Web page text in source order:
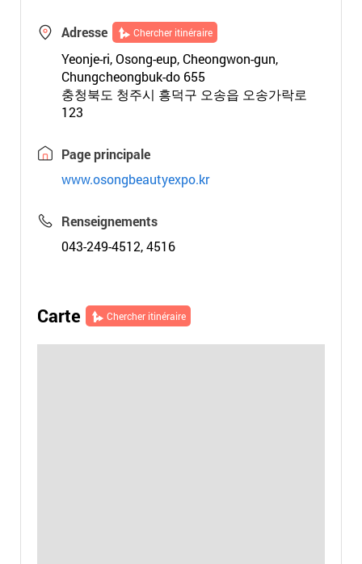
Adresse Chercher itinéraire
Yeonje-ri, Osong-eup, Cheongwon-gun,
Chungcheongbuk-do 655
충청북도 청주시 흥덕구 오송읍 오송가락로
123
Page principale
www.osongbeautyexpo.kr
Renseignements
043-249-4512, 4516
Carte Chercher itinéraire